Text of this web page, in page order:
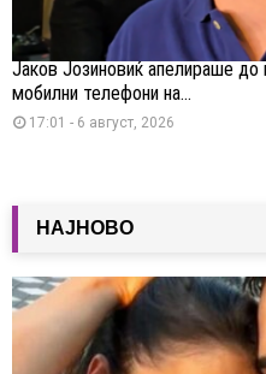
Јаков Јозиновиќ апелираше
мобилни телефони на...
17:01 - 6 август, 2026
НАЈНОВО